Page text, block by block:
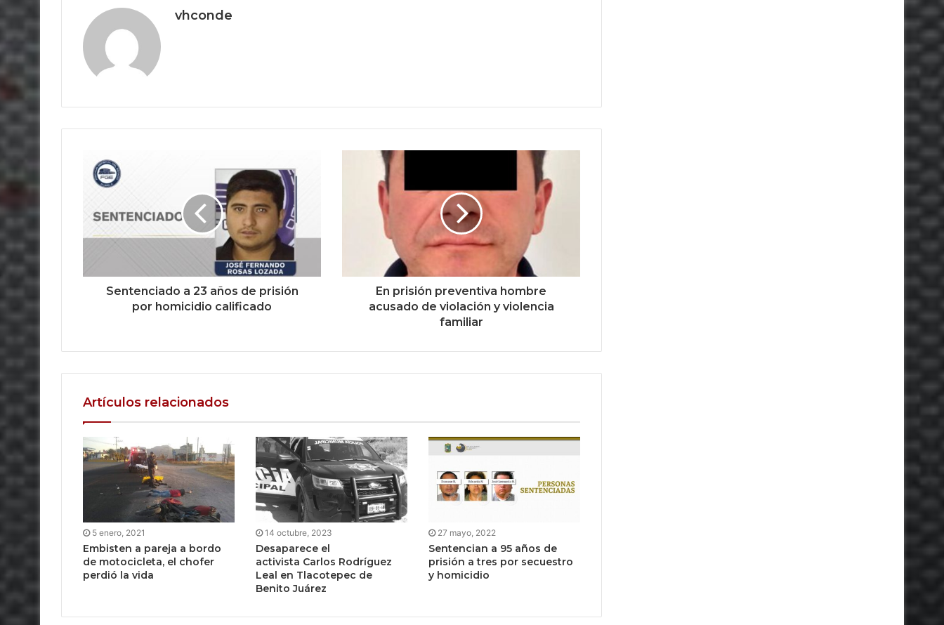
vhconde
Sentenciado a 23 años de prisión
por homicidio calificado
En prisión preventiva hombre
acusado de violación y violencia
familiar
Artículos relacionados
5 enero, 2021
Embisten a pareja a bordo
de motocicleta, el chofer
perdió la vida
14 octubre, 2023
Desaparece el
activista Carlos Rodríguez
Leal en Tlacotepec de
Benito Juárez
27 mayo, 2022
Sentencian a 95 años de
prisión a tres por secuestro
y homicidio